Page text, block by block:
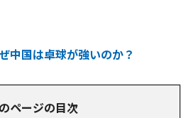
中国は卓球が強いのか？
ページの目次